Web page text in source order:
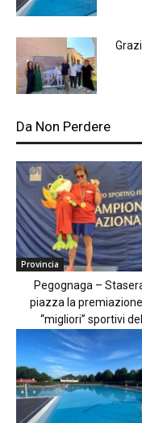
Da Non Perdere
Provincia
Pegognaga –
piazza la
“migliori” sportivi